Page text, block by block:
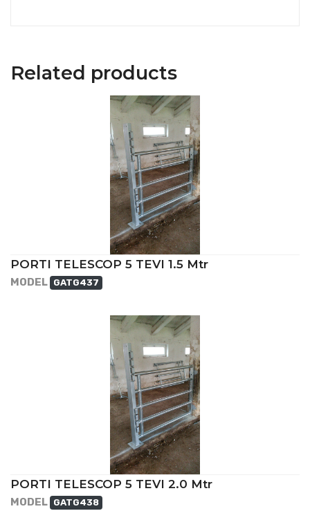
Related products
PORTI TELESCOP 5 TEVI 1.5 Mtr
MODEL GATG437
PORTI TELESCOP 5 TEVI 2.0 Mtr
MODEL GATG438